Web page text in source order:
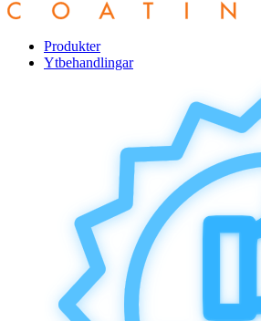
Produkter
Ytbehandlingar